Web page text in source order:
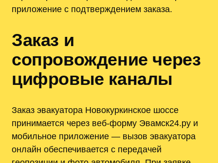
приложение с подтверждением заказа.
Заказ и
сопровождение через
цифровые каналы
Заказ эвакуатора Новокуркинское шоссе
принимается через веб-форму Эвамск24.ру и
мобильное приложение — вызов эвакуатора
онлайн обеспечивается с передачей